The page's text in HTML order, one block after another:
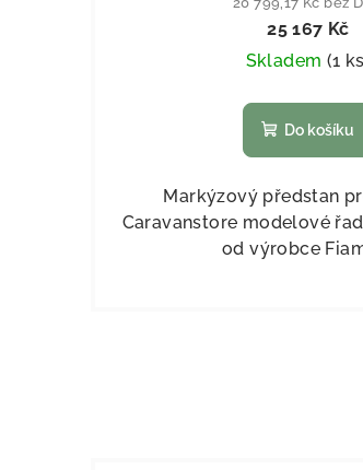
25 167 Kč
Skladem (1 ks
Do košíku
Markýzový předstan
Caravanstore modelové
od výrobce